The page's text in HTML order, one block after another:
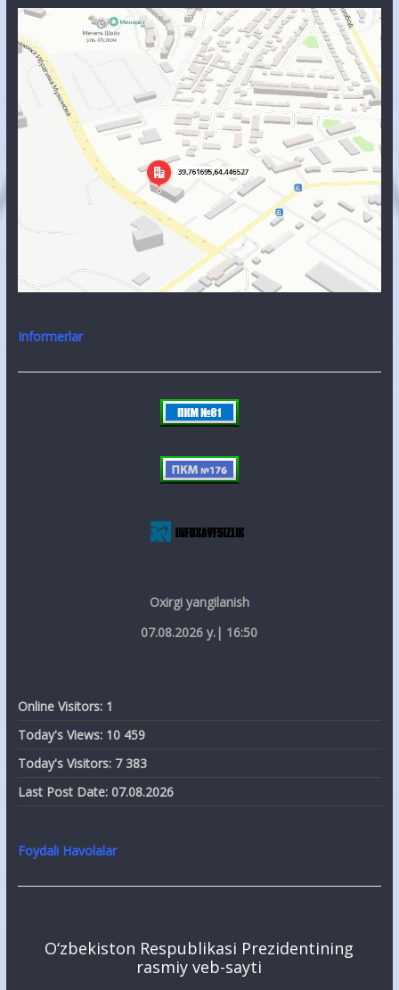
Informerlar
Oxirgi yangilanish
07.08.2026 y.| 16:50
Online Visitors: 1
Today's Views: 10 459
Today's Visitors: 7 383
Last Post Date: 07.08.2026
Foydali Havolalar
O‘zbekiston Respublikasi Prezidentining
rasmiy veb-sayti